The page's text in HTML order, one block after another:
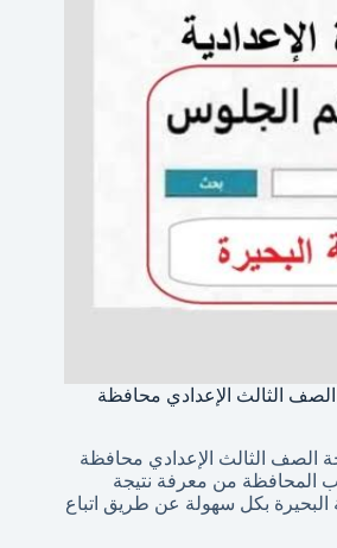
الصف الثالث الإعدادي محافظة
الصف الثالث الإعدادي محافظة
المحافظة من معرفة نتيجة
البحيرة بكل سهولة عن طريق اتباع